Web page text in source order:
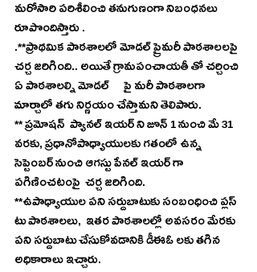
మరోసారి పరిశీలించి తనుగుణంగా నిబంధనలు
రూపొందిస్తారు .
.**ప్రాథమిక పాఠశాలలో మోడల్ ప్రైమరీ పాఠశాలలపై
చర్చ జరిగింది.. అయితే గ్రామపంచాయతీ తో చర్చించి
ఏ పాఠశాలల్ని మోడల్      పై మరీ పాఠశాలగా
మార్చాలో తగు నిర్ణయం చేస్తామని తెలిపారు.
** ప్రమోషన్  ప్యానల్ ఇయర్ ని జూన్ 1 నుంచి మే 31
వరకు, ప్రధానోపాధ్యాయులకు గతంలో ఉన్న
సెప్టెంబర్ నుంచి ఆగస్టు పేనల్ ఇయర్ గా
పగిణించటంపై  చర్చ జరిగింది.
**ఉపాధ్యాయుల పని సర్దుబాటుకు సంబంధించి ప్లస్
టు పాఠశాలలు,  ఇతర పాఠశాలల్లో అవసరం మేరకు
పని సర్దుబాటు చేసుకోవడానికి డీఈఓ లకు తగిన
అధికారాలు ఇచ్చారు.